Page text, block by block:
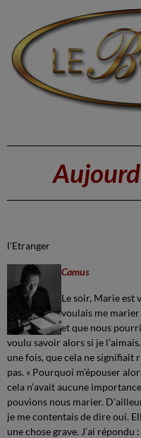
l'Etranger
Camus
Le soir, Marie est
voulais me marier
et que nous
voulu savoir alors si je
une fois, que cela ne signifiait
pas. « Pourquoi m’épouser
cela n’avait aucune
pouvions nous marier.
je me contentais de dire oui.
une chose grave. J’ai répondu